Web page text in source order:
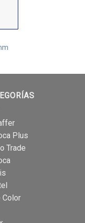
Plus
Trade
Color